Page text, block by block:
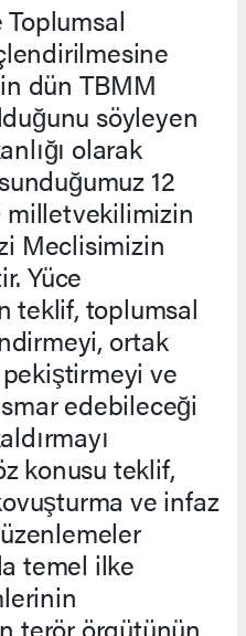
dün TBMM
söyleyen
olarak
12
milletvekilimizin
Meclisimizin
Yüce
teklif, toplumsal
ortak
ve
edebileceği
konusu teklif,
ve infaz
temel ilke